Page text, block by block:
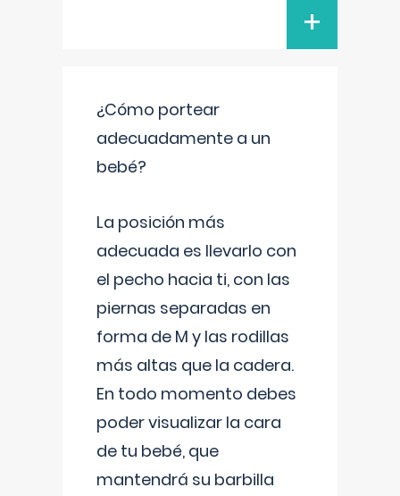
+
¿Cómo portear
adecuadamente a un
bebé?
La posición más
adecuada es llevarlo con
el pecho hacia ti, con las
piernas separadas en
forma de M y las rodillas
más altas que la cadera.
En todo momento debes
poder visualizar la cara
de tu bebé, que
mantendrá su barbilla